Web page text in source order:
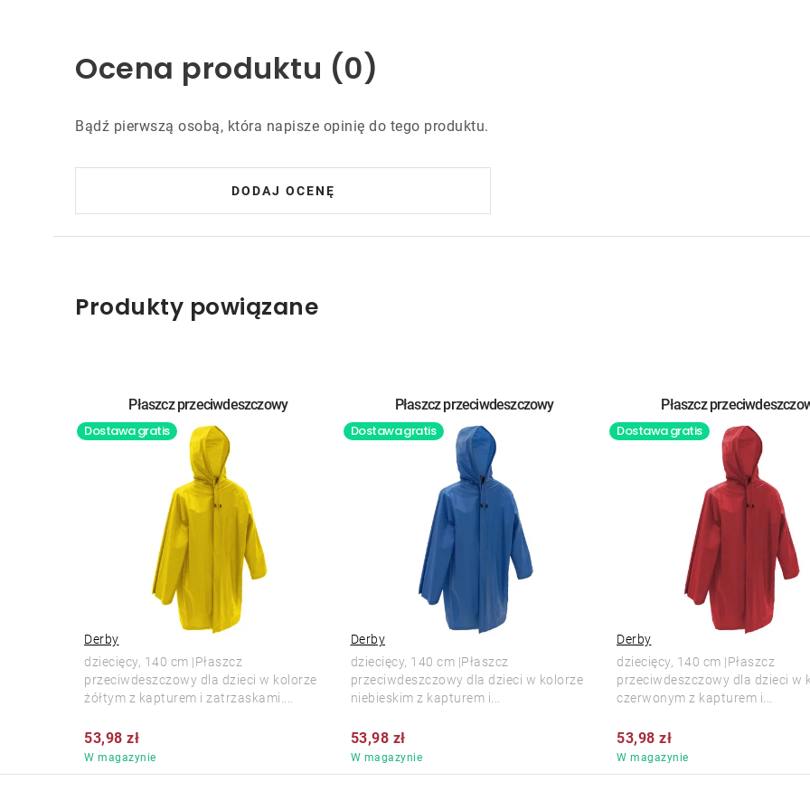
Ocena produktu (0)
Bądź pierwszą osobą, która napisze opinię do tego produktu.
DODAJ OCENĘ
Produkty powiązane
Płaszcz przeciwdeszczowy
Dostawa gratis
Derby
W magazynie
53,98 zł
dziecięcy, 140 cm |Płaszcz
przeciwdeszczowy dla dzieci w kolorze
żółtym z kapturem i zatrzaskami....
Płaszcz przeciwdeszczowy
Dostawa gratis
Derby
W magazynie
53,98 zł
dziecięcy, 140 cm |Płaszcz
przeciwdeszczowy dla dzieci w kolorze
niebieskim z kapturem i...
Płaszcz
Dostawa gratis
Derby
W magazynie
53,98 zł
dziecięcy, 140 cm |Płaszcz
przeciwdeszczowy dla dzieci w
czerwonym z kapturem i...